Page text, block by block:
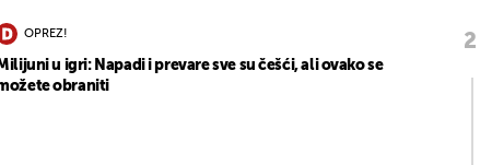
OPREZ!
u igri: Napadi i prevare sve su češći, ali ovako se
obraniti